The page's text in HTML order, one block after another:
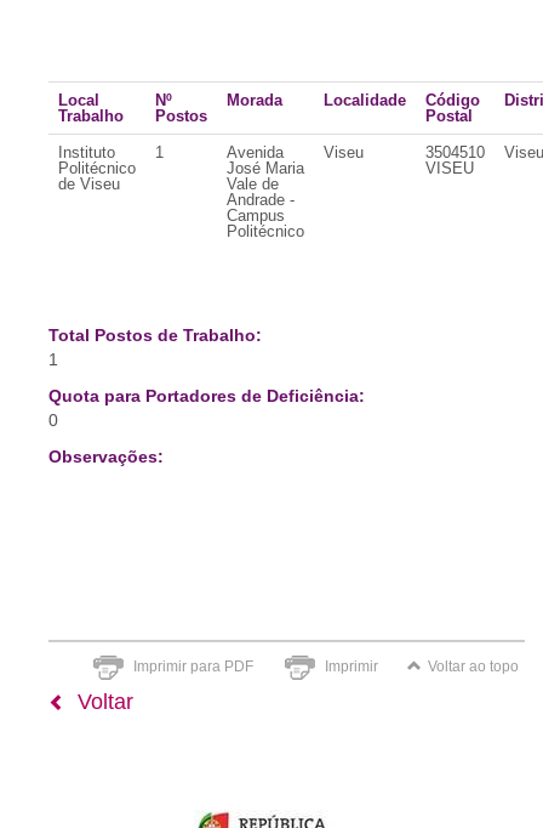
Local
Trabalho
Nº
Postos
Morada Localidade
Código
Postal
Instituto
Politécnico
de Viseu
1
Avenida
José Maria
Vale de
Andrade -
Campus
Politécnico
Viseu
3504510
VISEU
Viseu
Total Postos de Trabalho:
1
Quota para Portadores de Deficiência:
0
Observações:
Imprimir para PDF Imprimir Voltar ao topo
Voltar